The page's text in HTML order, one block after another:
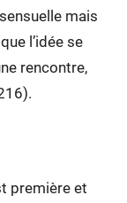
mais
l’idée se
rencontre,
première et